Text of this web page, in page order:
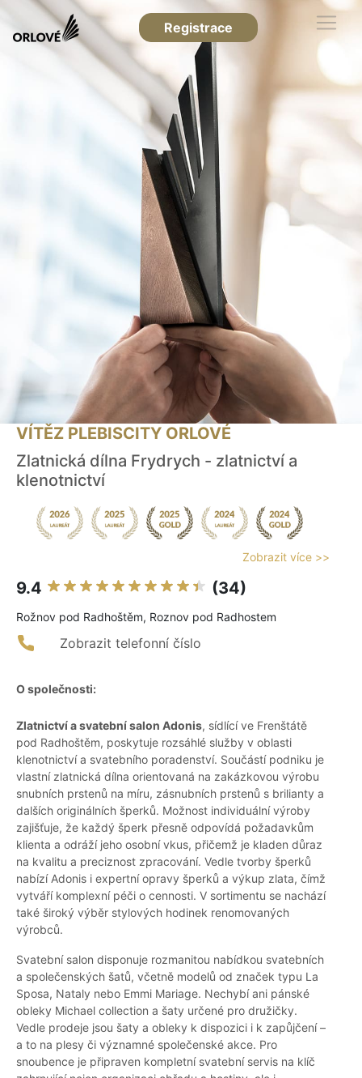
Registrace
VÍTĚZ PLEBISCITY ORLOVÉ
Zlatnická dílna Frydrych - zlatnictví a
klenotnictví
Zobrazit více >>
9.4 (34)
Rožnov pod Radhoštěm, Roznov pod Radhostem
Zobrazit telefonní číslo
O společnosti:
Zlatnictví a svatební salon Adonis, sídlící ve Frenštátě
pod Radhoštěm, poskytuje rozsáhlé služby v oblasti
klenotnictví a svatebního poradenství. Součástí podniku je
vlastní zlatnická dílna orientovaná na zakázkovou výrobu
snubních prstenů na míru, zásnubních prstenů s brilianty a
dalších originálních šperků. Možnost individuální výroby
zajišťuje, že každý šperk přesně odpovídá požadavkům
klienta a odráží jeho osobní vkus, přičemž je kladen důraz
na kvalitu a preciznost zpracování. Vedle tvorby šperků
nabízí Adonis i expertní opravy šperků a výkup zlata, čímž
vytváří komplexní péči o cennosti. V sortimentu se nachází
také široký výběr stylových hodinek renomovaných
výrobců.
Svatební salon disponuje rozmanitou nabídkou svatebních
a společenských šatů, včetně modelů od značek typu La
Sposa, Nataly nebo Emmi Mariage. Nechybí ani pánské
obleky Michael collection a šaty určené pro družičky.
Vedle prodeje jsou šaty a obleky k dispozici i k zapůjčení –
a to na plesy či významné společenské akce. Pro
snoubence je připraven kompletní svatební servis na klíč